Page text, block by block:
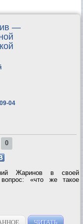
—
04
0
Жаринов в своей
«что же такое
ЧИТАТЬ